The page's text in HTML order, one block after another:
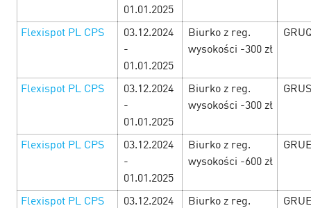
From the 1st till the 31st of December there is a New Year
Festival of accomplishment of wishes at CityAds! There will
be CPAi offers, promo codes and the New Year promotions!
Don’t wait for t…
01.01.2025
Flexispot PL CPS
03.12.2024
-
01.01.2025
Biurko z reg.
wysokości -300 zł
Flexispot PL CPS
03.12.2024
-
01.01.2025
Biurko z reg.
wysokości -300 zł
Flexispot PL CPS
03.12.2024
-
01.01.2025
Biurko z reg.
wysokości -600 zł
Flexispot PL CPS
03.12.2024
Biurko z reg.